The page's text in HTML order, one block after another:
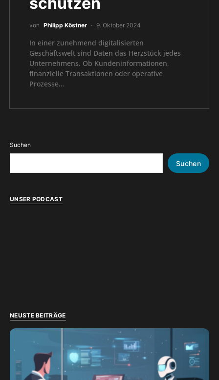
von Philipp Köstner 9. Oktober 2024
In einer zunehmend digitalisierten
Geschäftswelt sind Daten das Herzstück jedes
Unternehmens. Ob Kundeninformationen,
finanzielle Transaktionen oder operative
Prozesse…
Suchen
Suchen
UNSER PODCAST
NEUSTE BEITRÄGE